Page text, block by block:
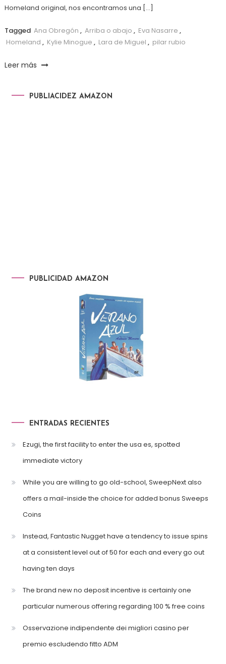
Homeland original, nos encontramos una […]
Tagged Ana Obregón , Arriba o abajo , Eva Nasarre ,
Homeland , Kylie Minogue , Lara de Miguel , pilar rubio
Leer más
PUBLIACIDEZ AMAZON
PUBLICIDAD AMAZON
ENTRADAS RECIENTES
Ezugi, the first facility to enter the usa es, spotted
immediate victory
While you are willing to go old-school, SweepNext also
offers a mail-inside the choice for added bonus Sweeps
Coins
Instead, Fantastic Nugget have a tendency to issue spins
at a consistent level out of 50 for each and every go out
having ten days
The brand new no deposit incentive is certainly one
particular numerous offering regarding 100 % free coins
Osservazione indipendente dei migliori casino per
premio escludendo fitto ADM